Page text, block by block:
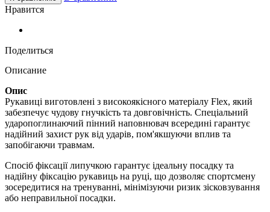
Нравится
Поделиться
Описание
Опис
Рукавиці виготовлені з високоякісного матеріалу Flex, який
забезпечує чудову гнучкість та довговічність. Спеціальний
ударопоглинаючий пінний наповнювач всередині гарантує
надійний захист рук від ударів, пом'якшуючи вплив та
запобігаючи травмам.
Спосіб фіксації липучкою гарантує ідеальну посадку та
надійну фіксацію рукавиць на руці, що дозволяє спортсмену
зосередитися на тренуванні, мінімізуючи ризик зісковзування
або неправильної посадки.